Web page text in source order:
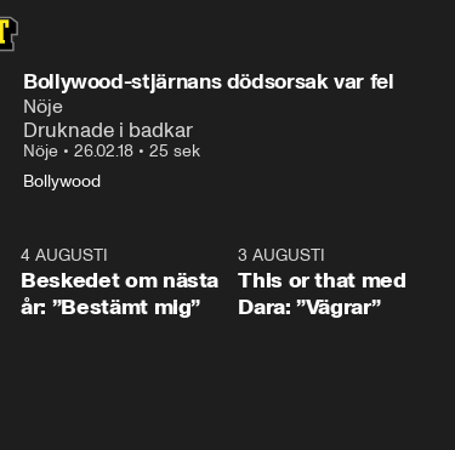
Bollywood-stjärnans dödsorsak var fel
Nöje
Druknade i badkar
Nöje • 26.02.18 • 25 sek
Bollywood
1:04
0:24
4 AUGUSTI
Beskedet om nästa
år: ”Bestämt mig”
3 AUGUSTI
This or that med
Dara: ”Vägrar”